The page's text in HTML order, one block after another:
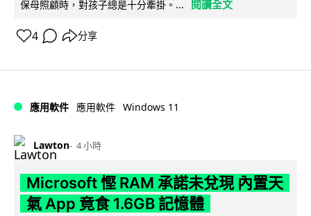
保母照顧時，對孩子總是十分牽掛。...
閱讀全文
4 分享
應用軟件 應用軟件 Windows 11
Lawton 4 小時
Microsoft 慳 RAM 承諾未兌現 內置天
氣 App 竟食 1.6GB 記憶體